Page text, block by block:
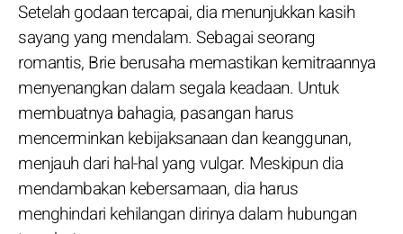
Setelah godaan tercapai, dia menunjukkan kasih
sayang yang mendalam. Sebagai seorang
romantis, Brie berusaha memastikan kemitraannya
menyenangkan dalam segala keadaan. Untuk
membuatnya bahagia, pasangan harus
mencerminkan kebijaksanaan dan keanggunan,
menjauh dari hal-hal yang vulgar. Meskipun dia
mendambakan kebersamaan, dia harus
menghindari kehilangan dirinya dalam hubungan